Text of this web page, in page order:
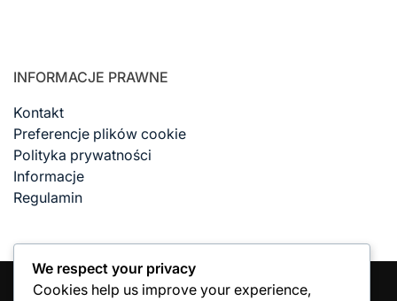
INFORMACJE PRAWNE
Kontakt
Preferencje plików cookie
Polityka prywatności
Informacje
Regulamin
We respect your privacy
Cookies help us improve your experience,